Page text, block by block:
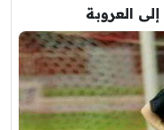
العروبة